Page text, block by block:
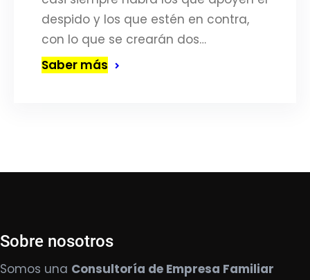
despido y los que estén en contra,
con lo que se crearán dos…
Saber más
Sobre nosotros
Somos una Consultoría de Empresa Familiar